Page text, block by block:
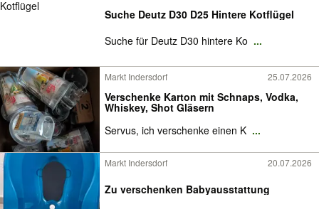
Suche Deutz D30 D25 Hintere Kotflügel
Suche für Deutz D30 hintere Ko ...
Markt Indersdorf 25.07.2026
Verschenke Karton mit Schnaps, Vodka,
Whiskey, Shot Gläsern
Servus, ich verschenke einen K ...
Markt Indersdorf 20.07.2026
Zu verschenken Babyausstattung